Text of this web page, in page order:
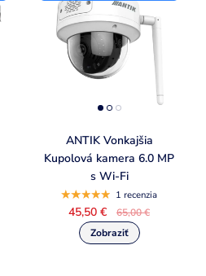
ANTIK Vonkajšia
Kupolová kamera 6.0 MP
s Wi-Fi
1 recenzia
45,50 € 65,00 €